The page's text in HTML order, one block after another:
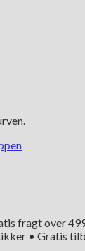
fragt over
• Gratis